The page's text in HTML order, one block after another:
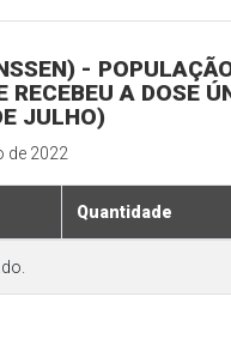
-
A DOSE
JULHO)
de 2022
Quantidade